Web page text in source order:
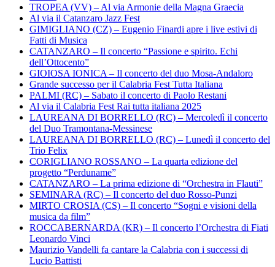
TROPEA (VV) – Al via Armonie della Magna Graecia
Al via il Catanzaro Jazz Fest
GIMIGLIANO (CZ) – Eugenio Finardi apre i live estivi di
Fatti di Musica
CATANZARO – Il concerto “Passione e spirito. Echi
dell’Ottocento”
GIOIOSA IONICA – Il concerto del duo Mosa-Andaloro
Grande successo per il Calabria Fest Tutta Italiana
PALMI (RC) – Sabato il concerto di Paolo Restani
Al via il Calabria Fest Rai tutta italiana 2025
LAUREANA DI BORRELLO (RC) – Mercoledì il concerto
del Duo Tramontana-Messinese
LAUREANA DI BORRELLO (RC) – Lunedì il concerto del
Trio Felix
CORIGLIANO ROSSANO – La quarta edizione del
progetto “Perduname”
CATANZARO – La prima edizione di “Orchestra in Flauti”
SEMINARA (RC) – Il concerto del duo Rosso-Punzi
MIRTO CROSIA (CS) – Il concerto “Sogni e visioni della
musica da film”
ROCCABERNARDA (KR) – Il concerto l’Orchestra di Fiati
Leonardo Vinci
Maurizio Vandelli fa cantare la Calabria con i successi di
Lucio Battisti